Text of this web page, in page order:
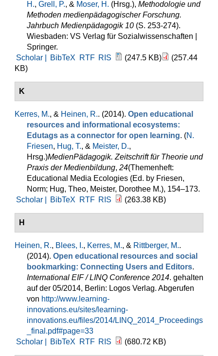
H., Grell, P., & Moser, H. (Hrsg.), Methodologie und
Methoden medienpädagogischer Forschung.
Jahrbuch Medienpädagogik 10 (S. 253-274).
Wiesbaden: VS Verlag für Sozialwissenschaften |
Springer.
Scholar |
BibTeX RTF RIS (247.5 KB)
(257.44
KB)
K
Kerres, M., & Heinen, R.. (2014). Open educational
resources and informational ecosystems:
Edutags as a connector for open learning. (N.
Friesen, Hug, T., & Meister, D.,
Hrsg.)MedienPädagogik. Zeitschrift für Theorie und
Praxis der Medienbildung, 24(Themenheft:
Educational Media Ecologies (Ed. by Friesen,
Norm; Hug, Theo, Meister, Dorothee M.), 154–173.
Scholar |
BibTeX RTF RIS (263.38 KB)
H
Heinen, R., Blees, I., Kerres, M., & Rittberger, M..
(2014). Open educational resources and social
bookmarking: Connecting Users and Editors.
International EIF / LINQ Conference 2014. gehalten
auf der 05/2014, Berlin: Logos Verlag. Abgerufen
von http://www.learning-
innovations.eu/sites/learning-
innovations.eu/files/2014/LINQ_2014_Proceedings
_final.pdf#page=33
Scholar |
BibTeX RTF RIS (680.72 KB)